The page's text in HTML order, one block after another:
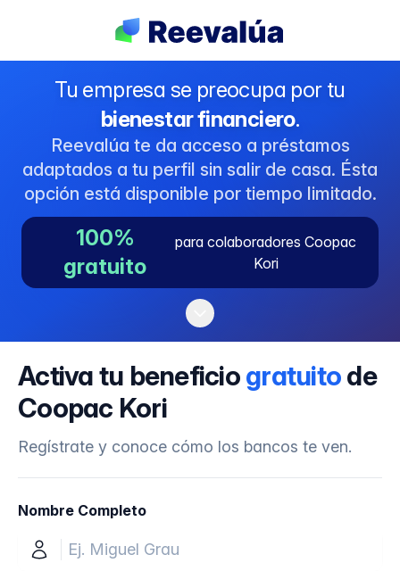
Tu empresa se preocupa por tu
bienestar financiero.
Reevalúa te da acceso a préstamos
adaptados a tu perfil sin salir de casa. Ésta
opción está disponible por tiempo limitado.
100%
gratuito
para colaboradores Coopac
Kori
Activa tu beneficiogratuitode
Coopac Kori
Regístrate y conoce cómo los bancos te ven.
Nombre Completo